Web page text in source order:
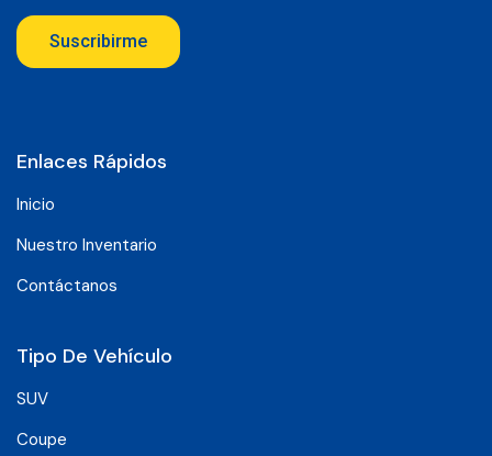
Suscribirme
Enlaces Rápidos
Inicio
Nuestro Inventario
Contáctanos
Tipo De Vehículo
SUV
Coupe